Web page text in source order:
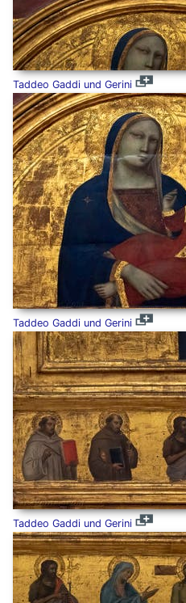
Taddeo Gaddi und Gerini
Taddeo Gaddi und Gerini
Taddeo Gaddi und Gerini